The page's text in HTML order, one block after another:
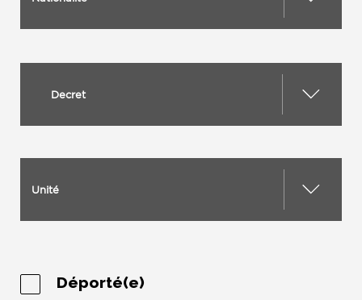
Decret
Unité
Déporté(e)